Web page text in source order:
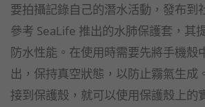
要拍攝記錄自己的潛水活動，發布到
參考 SeaLife 推出的水肺保護套，其
防水性能。在使用時需要先將手機殼
出，保持真空狀態，以防止霧氣生成
接到保護殼，就可以使用保護殼上的